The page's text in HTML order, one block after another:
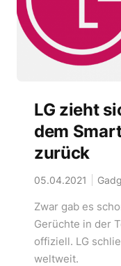
LG zieht
dem
zurück
05.04.2021
Zwar gab es
Gerüchte in der
offiziell. LG
weltweit.